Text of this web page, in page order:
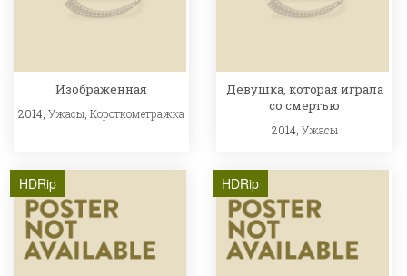
Изображенная
2014, Ужасы Короткометражка
Девушка, которая играла
со смертью
2014, Ужасы
HDRip HDRip